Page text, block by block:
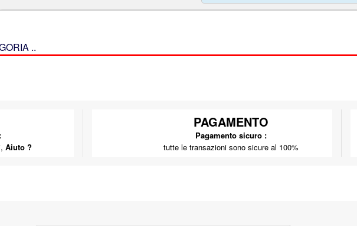
..
Aiuto ?
PAGAMENTO
Pagamento sicuro :
tutte le transazioni sono sicure al 100%